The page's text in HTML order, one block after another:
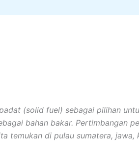
(solid fuel) sebagai pilihan
bahan bakar. Pertimbangan
temukan di pulau sumatera, jawa,